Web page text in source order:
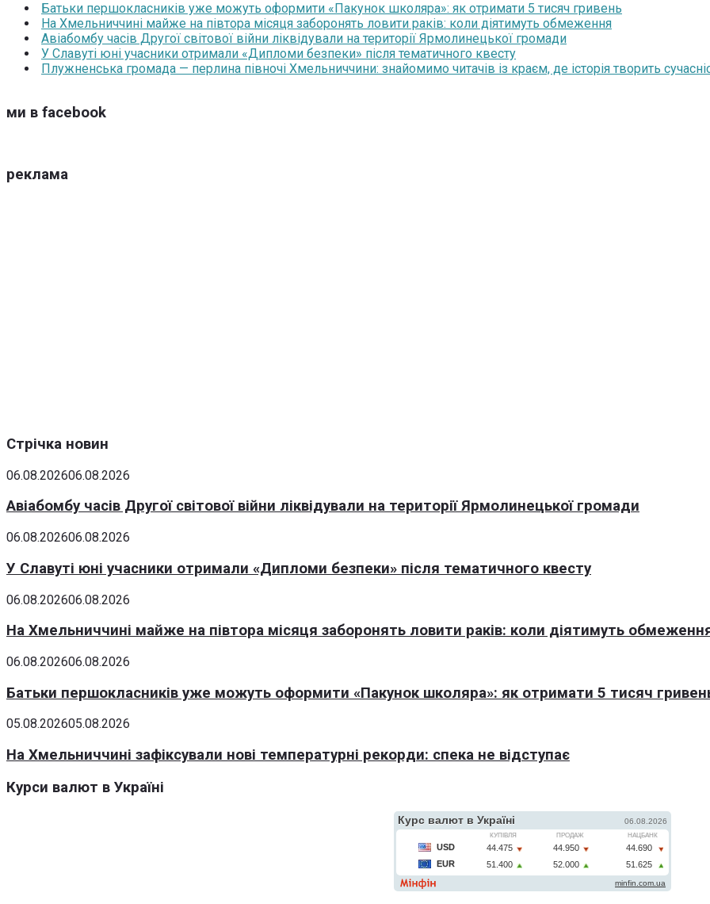
Батьки першокласників уже можуть оформити «Пакунок школяра»: як отримати 5 тисяч гривень
На Хмельниччині майже на півтора місяця заборонять ловити раків: коли діятимуть обмеження
Авіабомбу часів Другої світової війни ліквідували на території Ярмолинецької громади
У Славуті юні учасники отримали «Дипломи безпеки» після тематичного квесту
Плужненська громада — перлина півночі Хмельниччини: знайомимо читачів із краєм, де історія творить
ми в facebook
реклама
Стрічка новин
06.08.202606.08.2026
Авіабомбу часів Другої світової війни ліквідували на території Ярмолинецької громади
06.08.202606.08.2026
У Славуті юні учасники отримали «Дипломи безпеки» після тематичного квесту
06.08.202606.08.2026
На Хмельниччині майже на півтора місяця заборонять ловити раків: коли діятимуть
06.08.202606.08.2026
Батьки першокласників уже можуть оформити «Пакунок школяра»: як отримати 5 тисяч
05.08.202605.08.2026
На Хмельниччині зафіксували нові температурні рекорди: спека не відступає
Курси валют в Україні